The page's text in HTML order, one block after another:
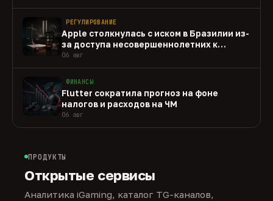
РЕГУЛИРОВАНИЕ
Apple столкнулась с иском в Бразилии из-
за доступа несовершеннолетних к
gambling-приложениям
06 авг
ФИНАНСЫ
Flutter сократила прогноз на фоне
налогов и расходов на ЧМ
06 авг
ПРОДУКТЫ
Открытые сервисы
Аналитика iGaming, каталог TG-каналов,